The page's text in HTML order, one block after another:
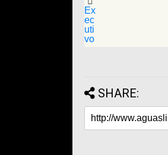
Ex
ec
uti
vo
SHARE: